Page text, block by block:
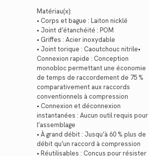
Matériau(x):
• Corps et bague : Laiton nicklé
• Joint d’étanchéité : POM
• Griffes : Acier inoxydable
• Joint torique : Caoutchouc nitrile•
Connexion rapide : Conception
monobloc permettant une économie
de temps de raccordement de 75 %
comparativement aux raccords
conventionnels à compression
• Connexion et déconnexion
instantanées : Aucun outil requis pour
l’assemblage
• À grand débit : Jusqu’à 60 % plus de
débit qu’un raccord à compression
• Réutilisables : Conçus pour résister